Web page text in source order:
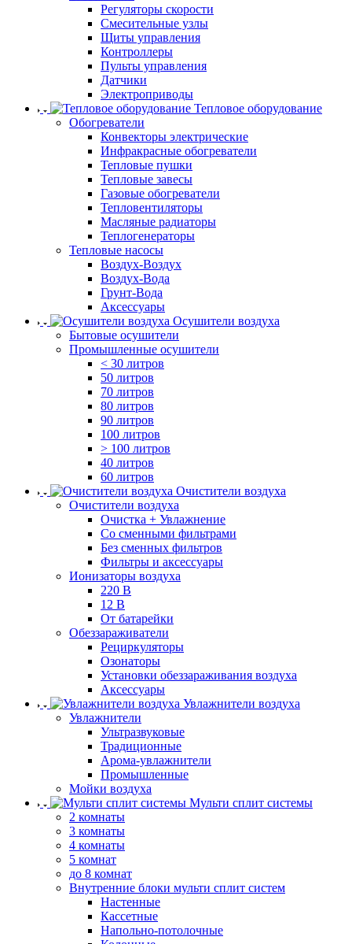
Регуляторы скорости
Смесительные узлы
Щиты управления
Контроллеры
Пульты управления
Датчики
Электроприводы
Тепловое оборудование
Обогреватели
Конвекторы электрические
Инфракрасные обогреватели
Тепловые пушки
Тепловые завесы
Газовые обогреватели
Тепловентиляторы
Масляные радиаторы
Теплогенераторы
Тепловые насосы
Воздух-Воздух
Воздух-Вода
Грунт-Вода
Аксессуары
Осушители воздуха
Бытовые осушители
Промышленные осушители
< 30 литров
50 литров
70 литров
80 литров
90 литров
100 литров
> 100 литров
40 литров
60 литров
Очистители воздуха
Очистители воздуха
Очистка + Увлажнение
Cо сменными фильтрами
Без сменных фильтров
Фильтры и аксессуары
Ионизаторы воздуха
220 В
12 В
От батарейки
Обеззараживатели
Рециркуляторы
Озонаторы
Установки обеззараживания воздуха
Аксессуары
Увлажнители воздуха
Увлажнители
Ультразвуковые
Традиционные
Арома-увлажнители
Промышленные
Мойки воздуха
Мульти сплит системы
2 комнаты
3 комнаты
4 комнаты
5 комнат
до 8 комнат
Внутренние блоки мульти сплит систем
Настенные
Кассетные
Напольно-потолочные